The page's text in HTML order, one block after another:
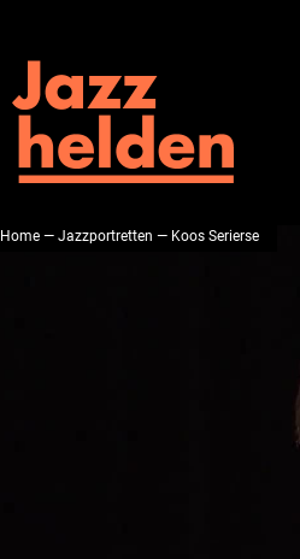
Home—Jazzportretten — Koos Serierse